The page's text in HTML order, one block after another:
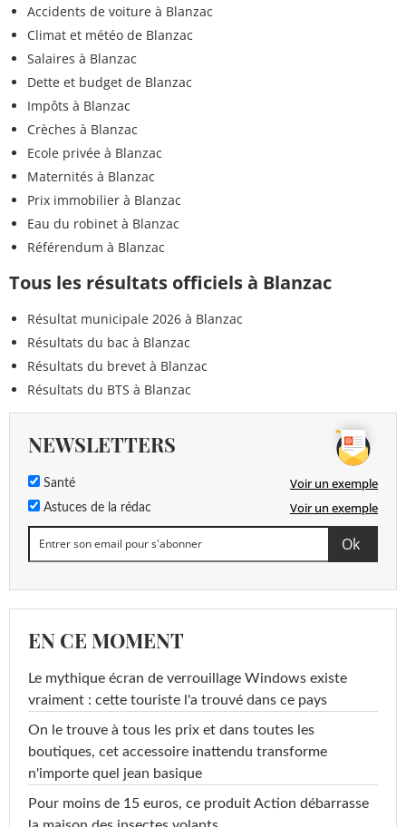
Accidents de voiture à Blanzac
Climat et météo de Blanzac
Salaires à Blanzac
Dette et budget de Blanzac
Impôts à Blanzac
Crèches à Blanzac
Ecole privée à Blanzac
Maternités à Blanzac
Prix immobilier à Blanzac
Eau du robinet à Blanzac
Référendum à Blanzac
Tous les résultats officiels à Blanzac
Résultat municipale 2026 à Blanzac
Résultats du bac à Blanzac
Résultats du brevet à Blanzac
Résultats du BTS à Blanzac
NEWSLETTERS
Santé Voir un exemple
Astuces de la rédac Voir un exemple
EN CE MOMENT
Le mythique écran de verrouillage Windows existe
vraiment : cette touriste l'a trouvé dans ce pays
On le trouve à tous les prix et dans toutes les
boutiques, cet accessoire inattendu transforme
n'importe quel jean basique
Pour moins de 15 euros, ce produit Action débarrasse